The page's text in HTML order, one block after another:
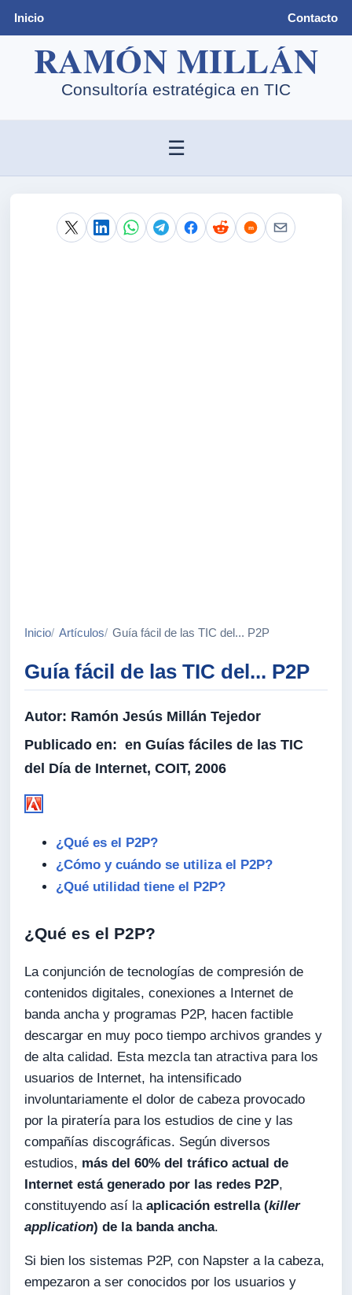
Inicio Contacto
☰
Inicio Artículos Guía fácil de las TIC del... P2P
Guía fácil de las TIC del... P2P
Autor: Ramón Jesús Millán Tejedor
Publicado en: en Guías fáciles de las TIC
del Día de Internet, COIT, 2006
¿Qué es el P2P?
¿Cómo y cuándo se utiliza el P2P?
¿Qué utilidad tiene el P2P?
¿Qué es el P2P?
La conjunción de tecnologías de compresión de
contenidos digitales, conexiones a Internet de
banda ancha y programas P2P, hacen factible
descargar en muy poco tiempo archivos grandes y
de alta calidad. Esta mezcla tan atractiva para los
usuarios de Internet, ha intensificado
involuntariamente el dolor de cabeza provocado
por la piratería para los estudios de cine y las
compañías discográficas. Según diversos
estudios, más del 60% del tráfico actual de
Internet está generado por las redes P2P,
constituyendo así laaplicación estrella (killer
application) de la banda ancha.
Si bien los sistemas P2P, con Napster a la cabeza,
empezaron a ser conocidos por los usuarios y